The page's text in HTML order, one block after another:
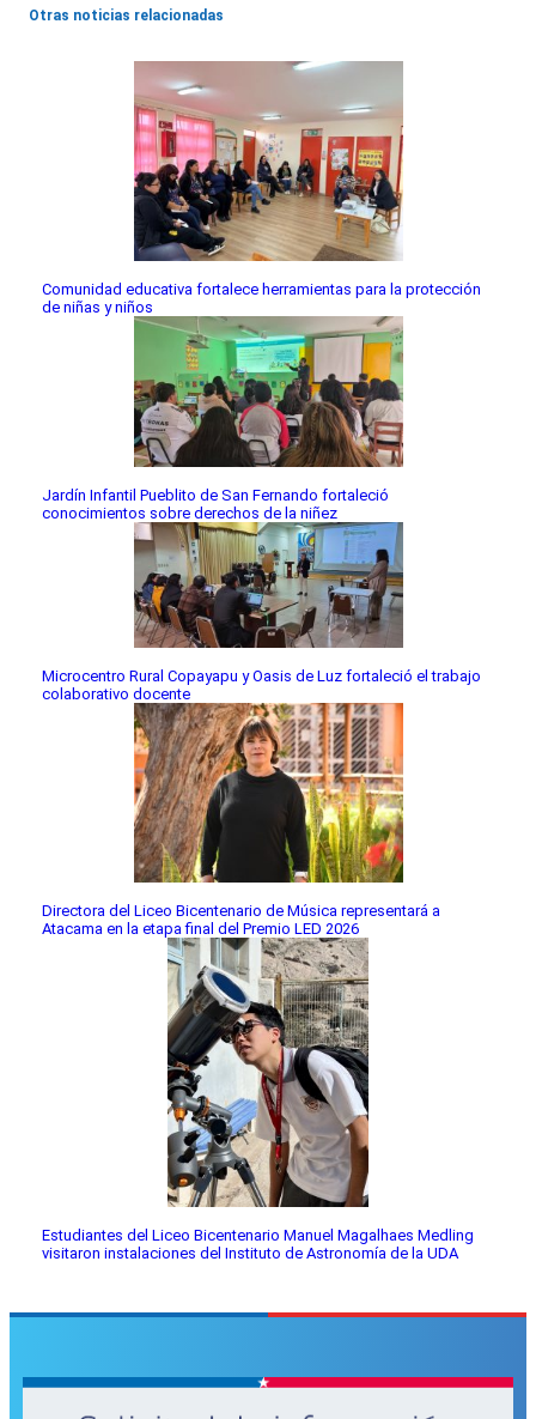
Otras noticias relacionadas
Comunidad educativa fortalece herramientas para la protección
de niñas y niños
Jardín Infantil Pueblito de San Fernando fortaleció
conocimientos sobre derechos de la niñez
Microcentro Rural Copayapu y Oasis de Luz fortaleció el trabajo
colaborativo docente
Directora del Liceo Bicentenario de Música representará a
Atacama en la etapa final del Premio LED 2026
Estudiantes del Liceo Bicentenario Manuel Magalhaes Medling
visitaron instalaciones del Instituto de Astronomía de la UDA